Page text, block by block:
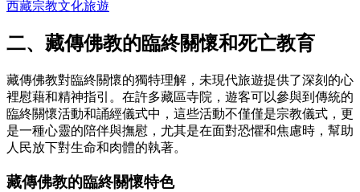
西藏宗教文化旅遊
二、藏傳佛教的臨終關懷和死亡教育
藏傳佛教對臨終關懷的獨特理解，未現代旅遊提供了深刻的心
裡慰藉和精神指引。在許多藏區寺院，遊客可以參與到傳統的
臨終關懷活動和誦經儀式中，這些活動不僅僅是宗教儀式，更
是一種心靈的陪伴與撫慰，尤其是在面對恐懼和焦慮時，幫助
人民放下對生命和肉體的執著。
藏傳佛教的臨終關懷特色